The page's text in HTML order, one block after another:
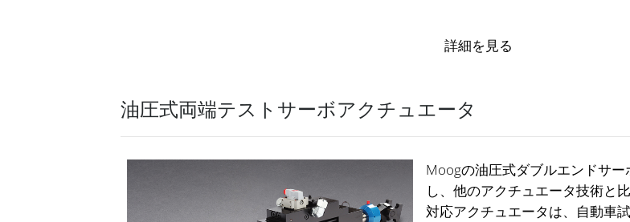
詳細を見る
油圧式両端テストサーボアクチュエータ
Moogの油圧式ダブルエンドサ
し、他のアクチュエータ技術と
対応アクチュエータは、自動車